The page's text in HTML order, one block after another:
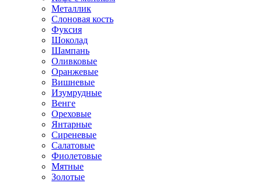
Металлик
Слоновая кость
Фуксия
Шоколад
Шампань
Оливковые
Оранжевые
Вишневые
Изумрудные
Венге
Ореховые
Янтарные
Сиреневые
Салатовые
Фиолетовые
Мятные
Золотые